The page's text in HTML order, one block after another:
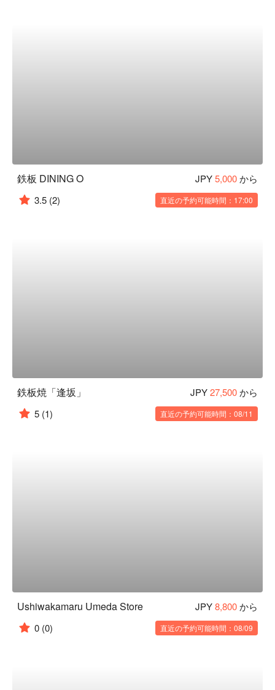
鉄板 DINING O JPY5,000から
3.5 (2) 直近の予約可能時間：17:00
鉄板焼「逢坂」 JPY27,500から
5 (1) 直近の予約可能時間：08/11
Ushiwakamaru Umeda Store JPY8,800から
0 (0) 直近の予約可能時間：08/09